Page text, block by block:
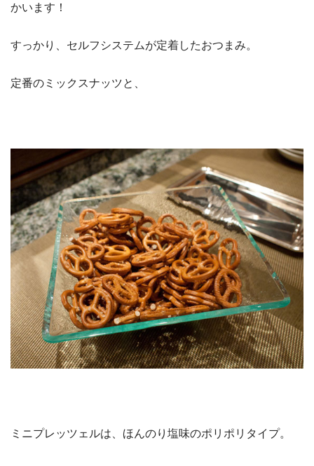
かいます！
すっかり、セルフシステムが定着したおつまみ。
定番のミックスナッツと、
ミニプレッツェルは、ほんのり塩味のポリポリタイプ。